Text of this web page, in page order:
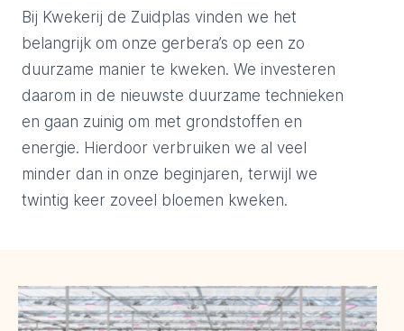
Bij Kwekerij de Zuidplas vinden we het
belangrijk om onze gerbera’s op een zo
duurzame manier te kweken. We investeren
daarom in de nieuwste duurzame technieken
en gaan zuinig om met grondstoffen en
energie. Hierdoor verbruiken we al veel
minder dan in onze beginjaren, terwijl we
twintig keer zoveel bloemen kweken.